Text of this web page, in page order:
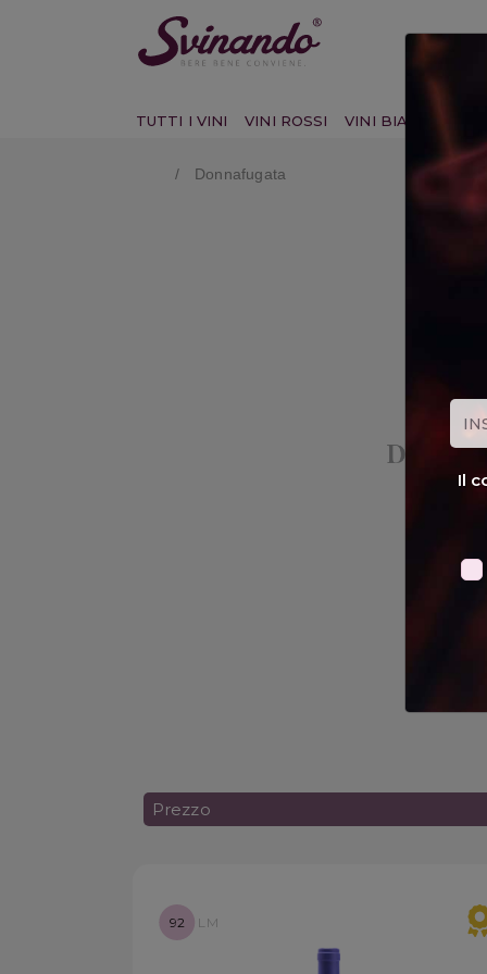
TUTTI I VINI VINI ROSSI VINI BIANCHI
Donnafugata
Prezzo
92 LM
Il